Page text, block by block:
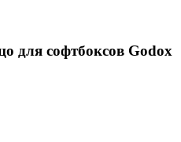
для софтбоксов Godox